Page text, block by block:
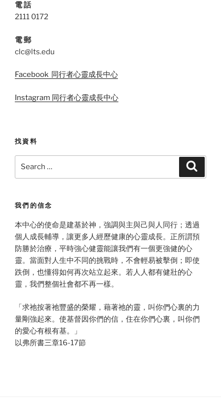
電 話
2111 0172
電 郵
clc@lts.edu
Facebook 同行者心靈成長中心
Instagram 同行者心靈成長中心
找資料
我們的信念
本中心的使命是建基於神，強調與主與己與人同行；透過
個人成長輔導，讓更多人經歷健康的心靈成長。正所謂預
防勝於治療，平時強心健靈能讓我們有一個更強健的心
靈。當面對人生中不同的挑戰時，不會輕易被擊倒；即使
跌倒，也懂得如何再次站立起來。若人人都有健壯的心
靈，我們整個社會都不再一樣。
「求祂按著祂豐盛的榮耀，藉著祂的靈，叫你們心裏的力
量剛強起來。使基督因你們的信，住在你們心裏，叫你們
的愛心有根有基。」
以弗所書三章16-17節